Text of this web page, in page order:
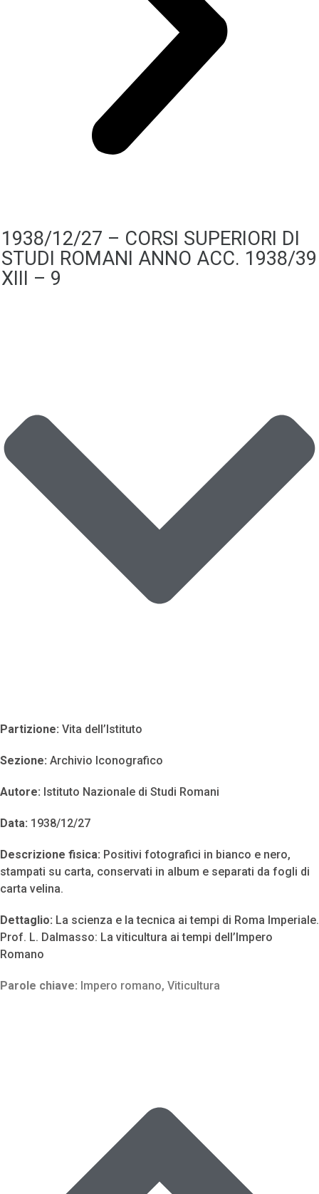
1938/12/27 – CORSI SUPERIORI DI
STUDI ROMANI ANNO ACC. 1938/39
XIII – 9
Partizione: Vita dell’Istituto
Sezione: Archivio Iconografico
Autore: Istituto Nazionale di Studi Romani
Data: 1938/12/27
Descrizione fisica: Positivi fotografici in bianco e nero,
stampati su carta, conservati in album e separati da fogli di
carta velina.
Dettaglio: La scienza e la tecnica ai tempi di Roma Imperiale.
Prof. L. Dalmasso: La viticultura ai tempi dell’Impero
Romano
Parole chiave: Impero romano, Viticultura